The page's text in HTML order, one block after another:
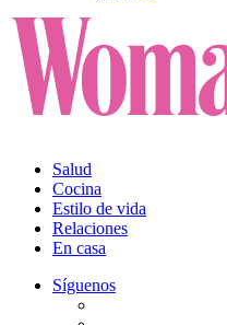
Salud
Cocina
Estilo de vida
Relaciones
En casa
Síguenos